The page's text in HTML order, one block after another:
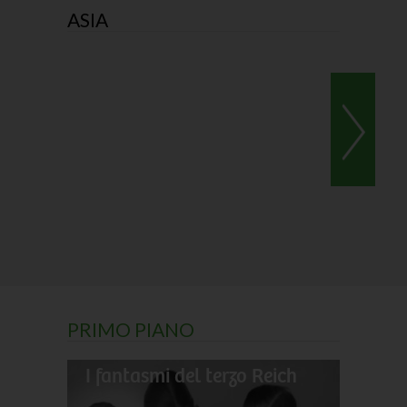
ASIA
PRIMO PIANO
I fantasmi del terzo Reich